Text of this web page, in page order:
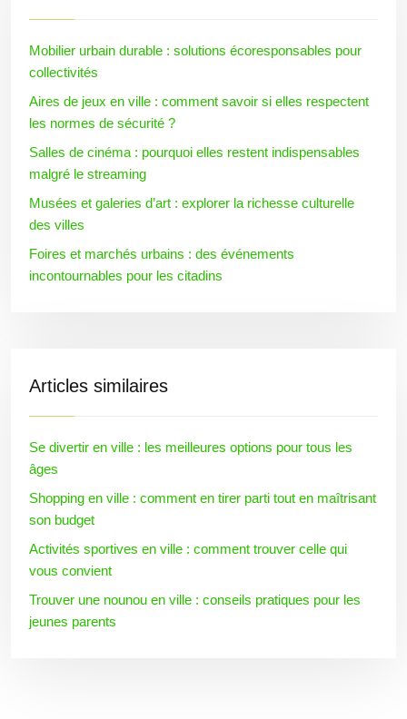
Mobilier urbain durable : solutions écoresponsables pour
collectivités
Aires de jeux en ville : comment savoir si elles respectent
les normes de sécurité ?
Salles de cinéma : pourquoi elles restent indispensables
malgré le streaming
Musées et galeries d’art : explorer la richesse culturelle
des villes
Foires et marchés urbains : des événements
incontournables pour les citadins
Articles similaires
Se divertir en ville : les meilleures options pour tous les
âges
Shopping en ville : comment en tirer parti tout en maîtrisant
son budget
Activités sportives en ville : comment trouver celle qui
vous convient
Trouver une nounou en ville : conseils pratiques pour les
jeunes parents